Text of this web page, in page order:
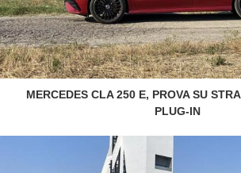
MERCEDES CLA 250 E, PROVA SU
PLUG-IN